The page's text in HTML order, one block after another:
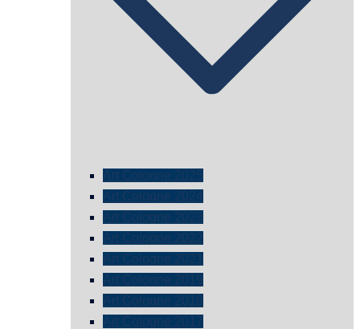
Art Cologne 2025
Art Cologne 2024
Art Cologne 2023
Art Cologne 2022
Art Cologne 2021
Art Cologne 2019
Art Cologne 2018
Art Cologne 2017